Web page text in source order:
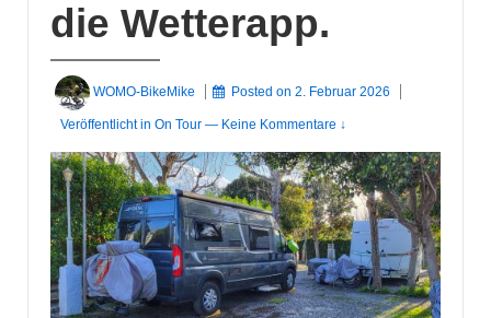
die Wetterapp.
WOMO-BikeMike Posted on2. Februar 2026
Veröffentlicht in On Tour — Keine Kommentare ↓